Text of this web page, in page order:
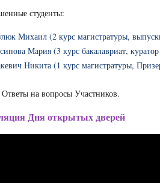
студенты:
Михаил (2 курс магистратуры,
Мария (3 курс бакалавриат, куратор
Никита (1 курс магистратуры,
на вопросы Участников.
Дня открытых дверей